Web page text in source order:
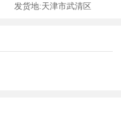
发货地:天津市武清区